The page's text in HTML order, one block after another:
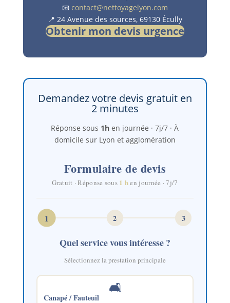
📧 contact@nettoyagelyon.com
📍 24 Avenue des sources, 69130 Écully
Obtenir mon devis urgence
Demandez votre devis gratuit en
2 minutes
Réponse sous 1h en journée · 7j/7 · À
domicile sur Lyon et agglomération
Formulaire de devis
Gratuit · Réponse sous 1 hen journée · 7j/7
1 2 3
Quel service vous intéresse ?
Sélectionnez la prestation principale
🛋️
Canapé / Fauteuil